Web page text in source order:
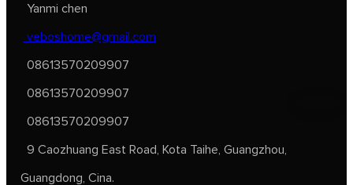
Yanmi chen
veboshome@gmail.com
08613570209907
08613570209907
08613570209907
9 Caozhuang East Road, Kota Taihe, Guangzhou,
Guangdong, Cina.